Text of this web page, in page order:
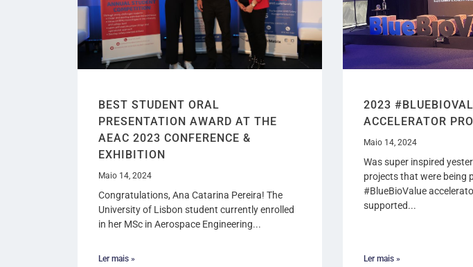
BEST STUDENT ORAL
PRESENTATION AWARD AT THE
AEAC 2023 CONFERENCE &
EXHIBITION
Maio 14, 2024
Congratulations, Ana Catarina Pereira! The
University of Lisbon student currently enrolled
in her MSc in Aerospace Engineering...
Ler mais »
2023
ACCELERATOR
Maio 14, 2024
Was super inspired
projects that were being
#BlueBioValue
supported...
Ler mais »